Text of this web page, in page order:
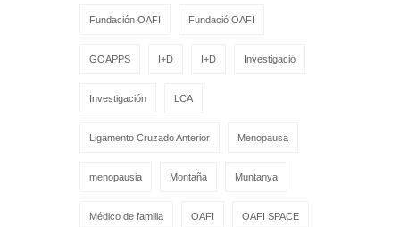
Fundación OAFI Fundació OAFI
GOAPPS I+D I+D Investigació
Investigación LCA
Ligamento Cruzado Anterior Menopausa
menopausia Montaña Muntanya
Médico de familia OAFI OAFI SPACE